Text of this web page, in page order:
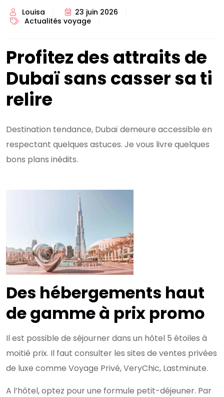
Louisa
23 juin 2026
Actualités voyage
Profitez des attraits de
Dubaï sans casser sa ti
relire
Destination tendance, Dubaï demeure accessible en
respectant quelques astuces. Je vous livre quelques
bons plans inédits.
Des hébergements haut
de gamme à prix promo
Il est possible de séjourner dans un hôtel 5 étoiles à
moitié prix. Il faut consulter les sites de ventes privées
de luxe comme Voyage Privé, VeryChic, Lastminute.
A l’hôtel, optez pour une formule petit-déjeuner. Par